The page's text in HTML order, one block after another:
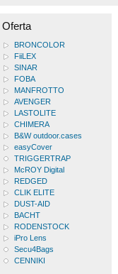
Oferta
BRONCOLOR
FiiLEX
SINAR
FOBA
MANFROTTO
AVENGER
LASTOLITE
CHIMERA
B&W outdoor.cases
easyCover
TRIGGERTRAP
McROY Digital
REDGED
CLIK ELITE
DUST-AID
BACHT
RODENSTOCK
iPro Lens
Secu4Bags
CENNIKI